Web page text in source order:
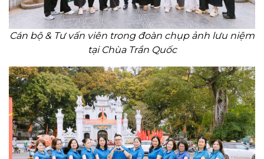
Cán bộ & Tư vấn viên trong đoàn chụp ảnh lưu niệm
tại Chùa Trần Quốc